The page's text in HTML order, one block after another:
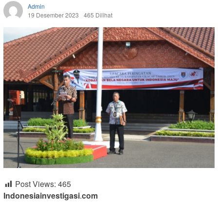
Admin
19 Desember 2023
465 Dilihat
Post Views: 465
Indonesiainvestigasi.com